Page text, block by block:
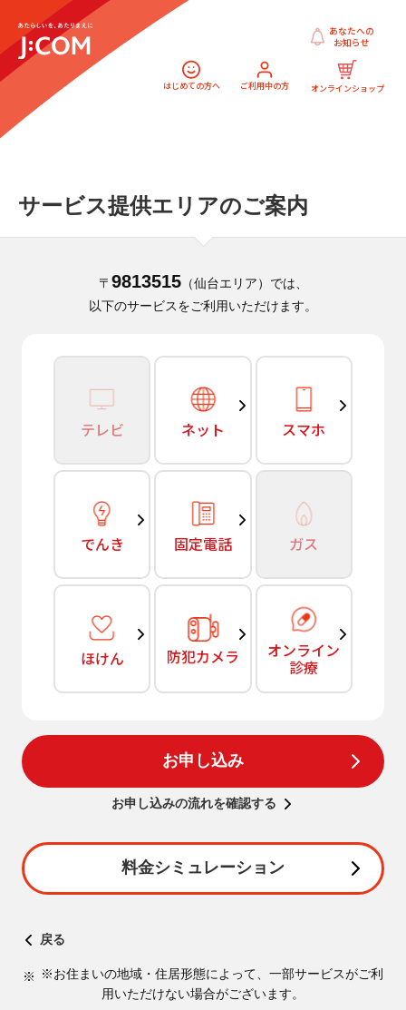
はじめての方へ ご利用中の方 オンラインショップ
あなたへの
お知らせ
サービス提供エリアのご案内
〒 9813515（仙台エリア）では、
以下のサービスをご利用いただけます。
テレビ ネット スマホ
でんき 固定電話 ガス
ほけん 防犯カメラ オンライン
診療
お申し込み
お申し込みの流れを確認する
料金シミュレーション
戻る
※お住まいの地域・住居形態によって、一部サービスがご利
用いただけない場合がございます。